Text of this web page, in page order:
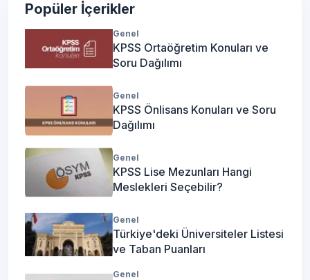
Popüler İçerikler
Genel
KPSS Ortaöğretim Konuları ve
Soru Dağılımı
Genel
KPSS Önlisans Konuları ve Soru
Dağılımı
Genel
KPSS Lise Mezunları Hangi
Meslekleri Seçebilir?
Genel
Türkiye'deki Üniversiteler Listesi
ve Taban Puanları
Genel